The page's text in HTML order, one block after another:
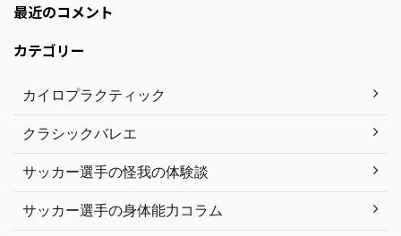
最近のコメント
カテゴリー
カイロプラクティック
クラシックバレエ
サッカー選手の怪我の体験談
サッカー選手の身体能力コラム